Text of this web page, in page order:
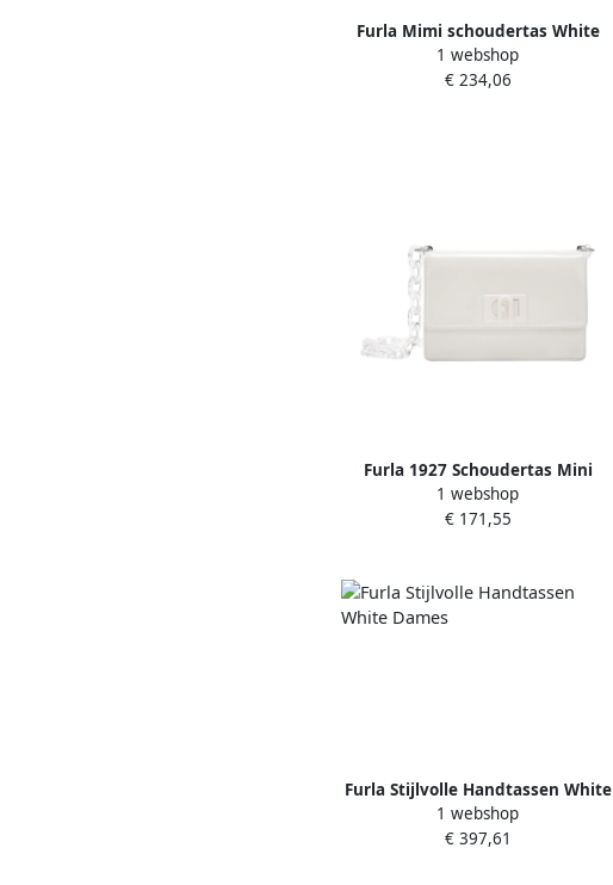
Furla Mimi schoudertas White
Dames
1 webshop
€ 234,06
Furla 1927 Schoudertas Mini
White Dames
1 webshop
€ 171,55
Furla Stijlvolle Handtassen White
Dames
1 webshop
€ 397,61